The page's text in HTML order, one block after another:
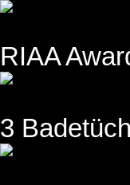
RIAA
3